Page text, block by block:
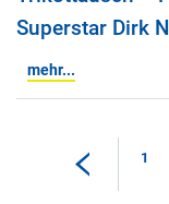
Superstar Dirk
mehr...
1